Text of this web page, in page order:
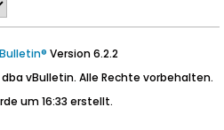
Version 6.2.2
dba vBulletin. Alle Rechte vorbehalten.
um 16:33 erstellt.